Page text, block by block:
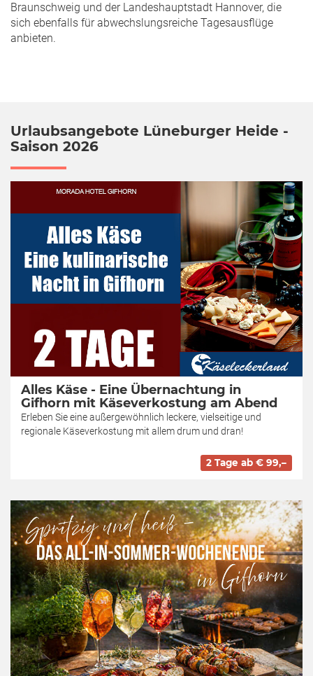
Braunschweig und der Landeshauptstadt Hannover, die
sich ebenfalls für abwechslungsreiche Tagesausflüge
anbieten.
Urlaubsangebote Lüneburger Heide -
Saison 2026
Alles Käse - Eine Übernachtung in
Gifhorn mit Käseverkostung am Abend
Erleben Sie eine außergewöhnlich leckere, vielseitige und
regionale Käseverkostung mit allem drum und dran!
2 Tage ab € 99,–